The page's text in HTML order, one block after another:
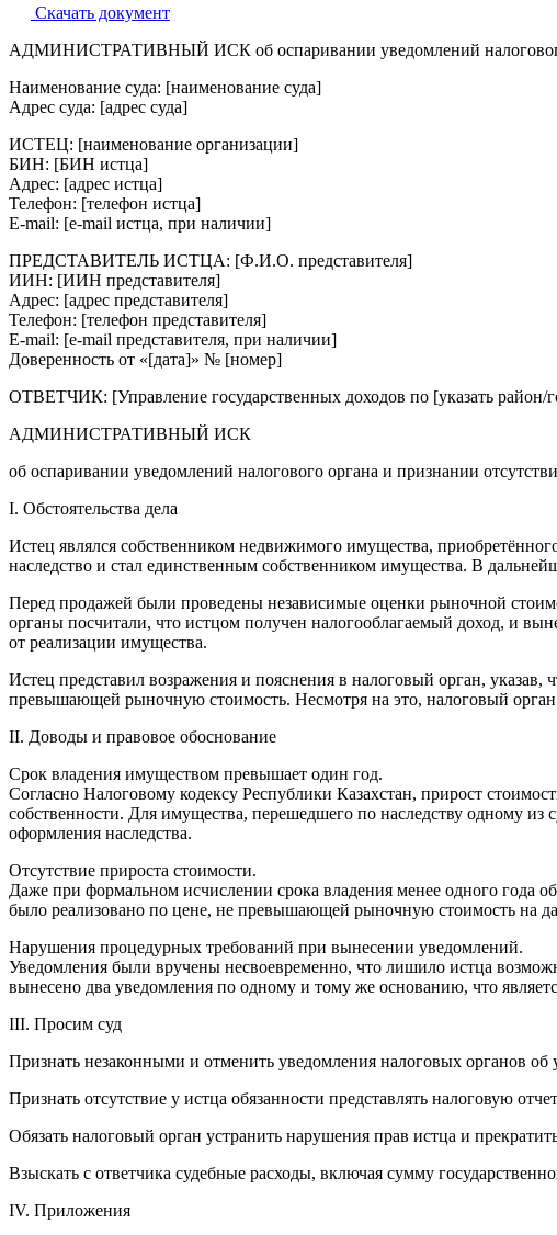
Скачать документ
АДМИНИСТРАТИВНЫЙ ИСК об оспаривании уведомлений налогового
Наименование суда: [наименование суда]
Адрес суда: [адрес суда]
ИСТЕЦ: [наименование организации]
БИН: [БИН истца]
Адрес: [адрес истца]
Телефон: [телефон истца]
E-mail: [e-mail истца, при наличии]
ПРЕДСТАВИТЕЛЬ ИСТЦА: [Ф.И.О. представителя]
ИИН: [ИИН представителя]
Адрес: [адрес представителя]
Телефон: [телефон представителя]
E-mail: [e-mail представителя, при наличии]
Доверенность от «[дата]» № [номер]
ОТВЕТЧИК: [Управление государственных доходов по [указать район/
АДМИНИСТРАТИВНЫЙ ИСК
об оспаривании уведомлений налогового органа и признании
I. Обстоятельства дела
Истец являлся собственником недвижимого имущества,
наследство и стал единственным собственником имущества. В
Перед продажей были проведены независимые оценки рыночной
органы посчитали, что истцом получен налогооблагаемый доход, и
от реализации имущества.
Истец представил возражения и пояснения в налоговый орган, указав,
превышающей рыночную стоимость. Несмотря на это, налоговый орган
II. Доводы и правовое обоснование
Срок владения имуществом превышает один год.
Согласно Налоговому кодексу Республики Казахстан, прирост
собственности. Для имущества, перешедшего по наследству одному из
оформления наследства.
Отсутствие прироста стоимости.
Даже при формальном исчислении срока владения менее одного года
было реализовано по цене, не превышающей рыночную стоимость на
Нарушения процедурных требований при вынесении уведомлений.
Уведомления были вручены несвоевременно, что лишило истца
вынесено два уведомления по одному и тому же основанию, что
III. Просим суд
Признать незаконными и отменить уведомления налоговых органов
Признать отсутствие у истца обязанности представлять налоговую
Обязать налоговый орган устранить нарушения прав истца и
Взыскать с ответчика судебные расходы, включая сумму
IV. Приложения